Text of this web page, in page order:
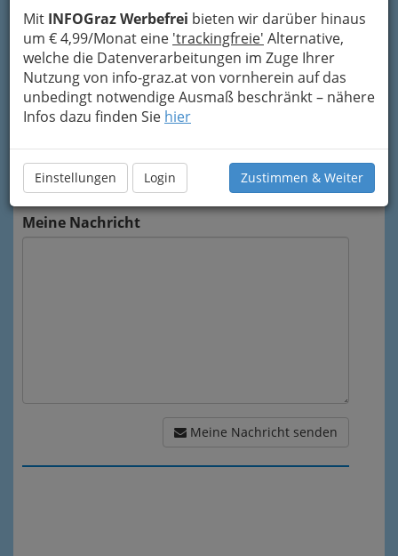
Mit INFOGraz Werbefrei bieten wir darüber hinaus
um € 4,99/Monat eine 'trackingfreie' Alternative,
welche die Datenverarbeitungen im Zuge Ihrer
Nutzung von info-graz.at von vornherein auf das
unbedingt notwendige Ausmaß beschränkt – nähere
Infos dazu finden Sie hier
Einstellungen Login Zustimmen & Weiter
Mein Name
Meine Email Adresse
Mein Betreff
Meine Nachricht
Meine Nachricht senden